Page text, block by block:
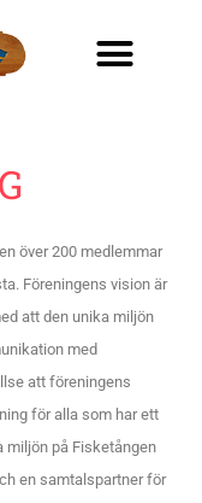
över 200 medlemmar
Föreningens vision är
att den unika miljön
med
att föreningens
för alla som har ett
miljön på Fisketången
en samtalspartner för